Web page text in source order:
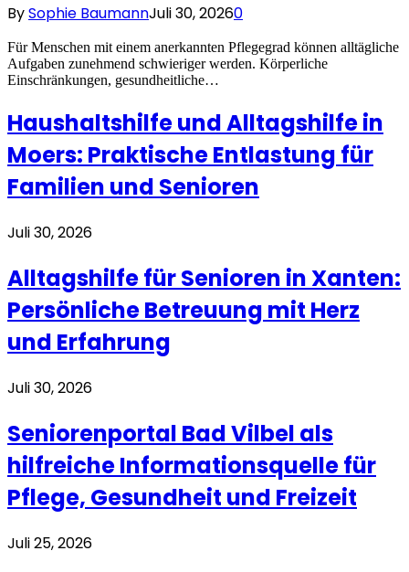
BySophie BaumannJuli 30, 20260
Für Menschen mit einem anerkannten Pflegegrad können alltägliche
Aufgaben zunehmend schwieriger werden. Körperliche
Einschränkungen, gesundheitliche…
Haushaltshilfe und Alltagshilfe in
Moers: Praktische Entlastung für
Familien und Senioren
Juli 30, 2026
Alltagshilfe für Senioren in Xanten:
Persönliche Betreuung mit Herz
und Erfahrung
Juli 30, 2026
Seniorenportal Bad Vilbel als
hilfreiche Informationsquelle für
Pflege, Gesundheit und Freizeit
Juli 25, 2026